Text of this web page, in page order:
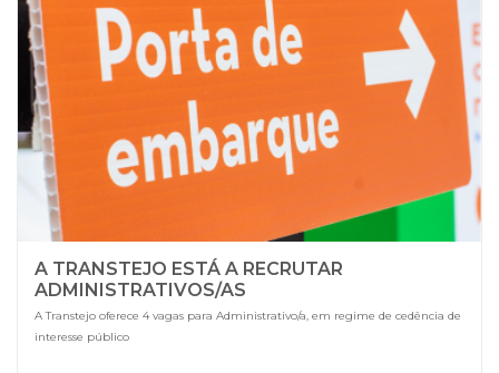
A TRANSTEJO ESTÁ A RECRUTAR
ADMINISTRATIVOS/AS
A Transtejo oferece 4 vagas para Administrativo/a, em regime de cedência de
interesse público